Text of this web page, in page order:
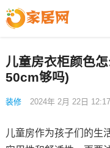
儿童房衣柜颜色
50cm够吗)
装修 2024年 2月 22日 12:17
儿童房作为孩子们的生